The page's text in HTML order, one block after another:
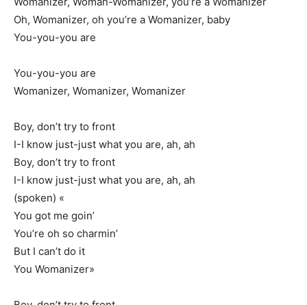
Oh, Womanizer, oh you’re a Womanizer, baby
You-you-you are
You-you-you are
Womanizer, Womanizer, Womanizer
Boy, don’t try to front
I-I know just-just what you are, ah, ah
Boy, don’t try to front
I-I know just-just what you are, ah, ah
(spoken) «
You got me goin’
You’re oh so charmin’
But I can’t do it
You Womanizer»